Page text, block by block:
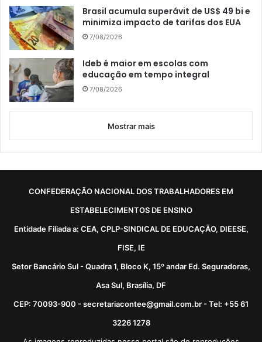
Brasil acumula superávit de US$ 49 bi e
minimiza impacto de tarifas dos EUA
7/08/2026
Ideb é maior em escolas com
educação em tempo integral
7/08/2026
Mostrar mais
CONFEDERAÇÃO NACIONAL DOS TRABALHADORES EM
ESTABELECIMENTOS DE ENSINO
Entidade Filiada a: CEA, CPLP-SINDICAL DE EDUCAÇÃO, DIEESE,
FISE, IE
Setor Bancário Sul - Quadra 1, Bloco K, 15º andar Ed. Seguradoras,
Asa Sul, Brasília, DF
CEP: 70093-900 - secretariacontee@gmail.com.br - Tel: +55 61
3226 1278